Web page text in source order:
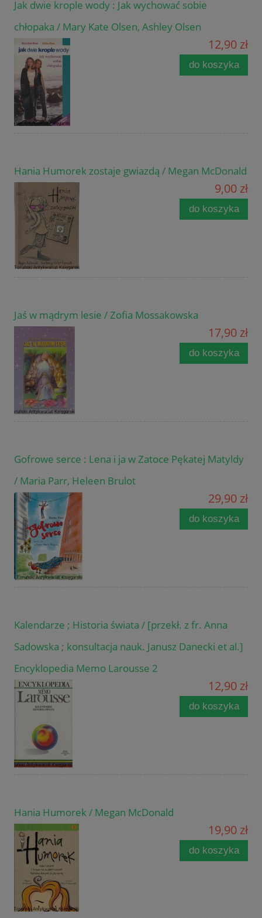
Jak dwie krople wody : Jak wychować sobie
chłopaka / Mary Kate Olsen, Ashley Olsen
12,90 zł
do koszyka
Hania Humorek zostaje gwiazdą / Megan McDonald
9,00 zł
do koszyka
Jaś w mądrym lesie / Zofia Mossakowska
17,90 zł
do koszyka
Gofrowe serce : Lena i ja w Zatoce Pękatej Matyldy
/ Maria Parr, Heleen Brulot
29,90 zł
do koszyka
Kalendarze ; Historia świata / [przekł. z fr. Anna
Sadowska ; konsultacja nauk. Janusz Danecki et al.]
Encyklopedia Memo Larousse 2
12,90 zł
do koszyka
Hania Humorek / Megan McDonald
19,90 zł
do koszyka